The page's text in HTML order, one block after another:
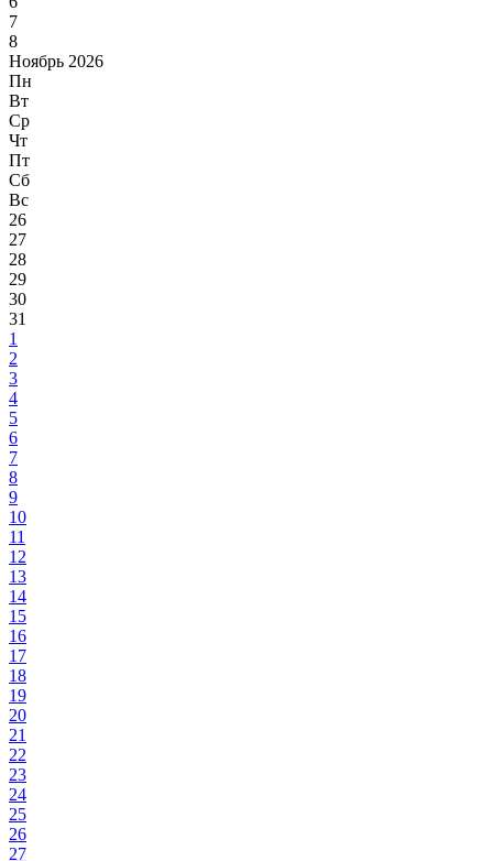
7
8
Ноябрь 2026
Пн
Вт
Ср
Чт
Пт
Сб
Вс
26
27
28
29
30
31
1
2
3
4
5
6
7
8
9
10
11
12
13
14
15
16
17
18
19
20
21
22
23
24
25
26
27